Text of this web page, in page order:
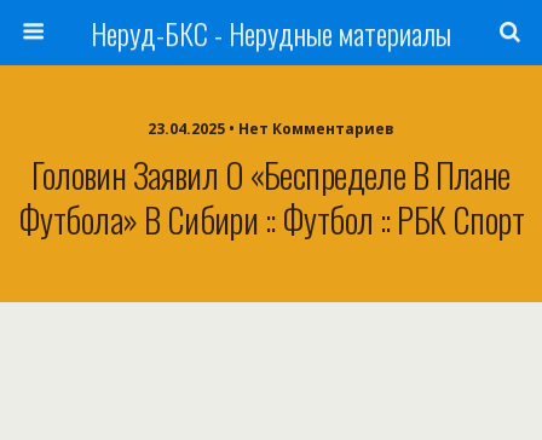
Неруд-БКС - Нерудные материалы
23.04.2025 • Нет Комментариев
Головин Заявил О «беспределе В Плане
Футбола» В Сибири :: Футбол :: РБК Спорт